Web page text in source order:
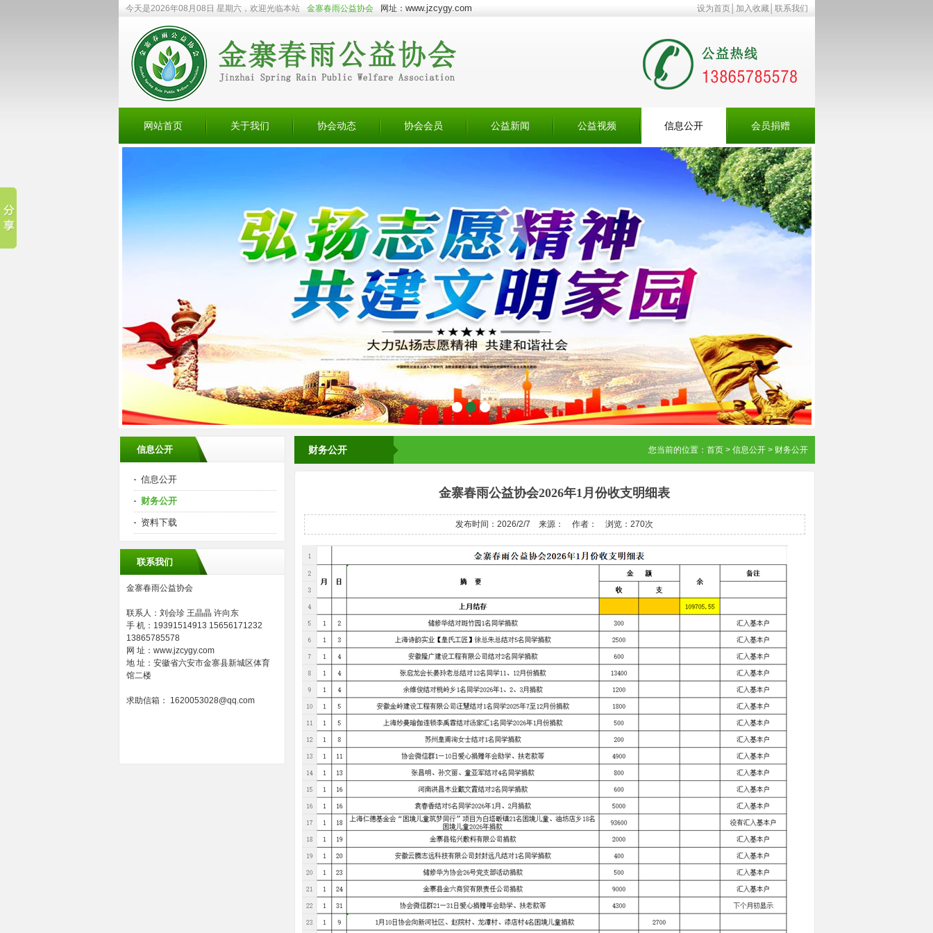
今天是2026年08月08日 星期六，欢迎光临本站 金寨春雨公益协会 网址： www.jzcygy.com 设为首页│ 加入收藏│ 联系我们
网站首页 关于我们 协会动态 协会会员 公益新闻 公益视频 信息公开 会员捐赠
信息公开
信息公开
财务公开
资料下载
联系我们
金寨春雨公益协会
联系人：刘会珍 王晶晶 许向东
手 机：19391514913 15656171232
13865785578
网 址：www.jzcygy.com
地 址：安徽省六安市金寨县新城区体育
馆二楼
求助信箱： 1620053028@qq.com
财务公开 您当前的位置： 首页> 信息公开> 财务公开
金寨春雨公益协会2026年1月份收支明细表
发布时间：2026/2/7 来源： 作者： 浏览：270次